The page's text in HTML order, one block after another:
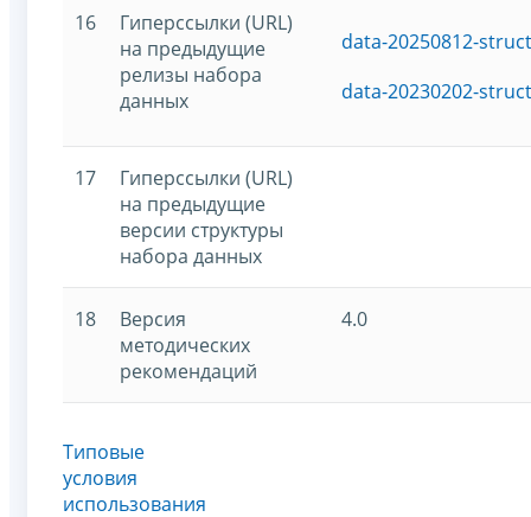
16
Гиперссылки (URL)
на предыдущие
релизы набора
данных
data-20250812-
data-20230202-
17
Гиперссылки (URL)
на предыдущие
версии структуры
набора данных
18
Версия
методических
рекомендаций
4.0
Типовые
условия
использования